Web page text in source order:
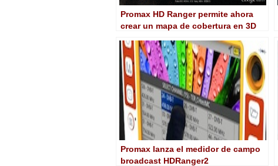
Promax HD Ranger permite ahora
crear un mapa de cobertura en 3D
Promax lanza el medidor de campo
broadcast HDRanger2